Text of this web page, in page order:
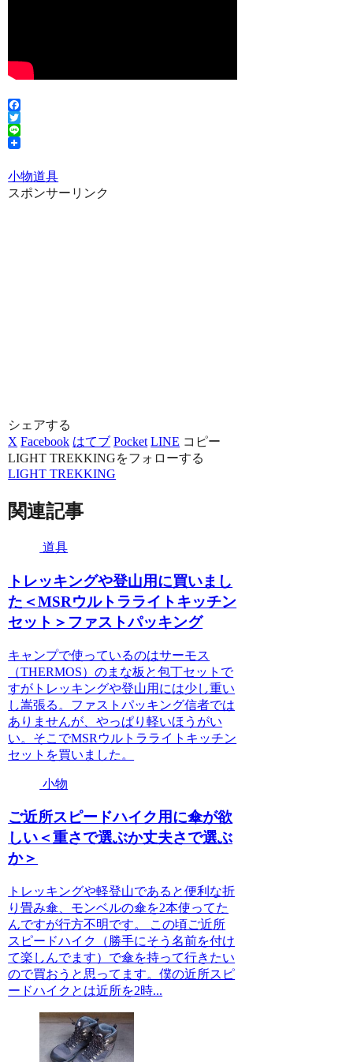
Facebook
Twitter
Line
小物道具
スポンサーリンク
シェアする
X Facebook はてブ Pocket LINE コピー
LIGHT TREKKINGをフォローする
LIGHT TREKKING
関連記事
道具
トレッキングや登山用に買いまし
た＜MSRウルトラライトキッチン
セット＞ファストパッキング
キャンプで使っているのはサーモス
（THERMOS）のまな板と包丁セットで
すがトレッキングや登山用には少し重い
し嵩張る。ファストパッキング信者では
ありませんが、やっぱり軽いほうがい
い。そこでMSRウルトラライトキッチン
セットを買いました。
小物
ご近所スピードハイク用に傘が欲
しい＜重さで選ぶか丈夫さで選ぶ
か＞
トレッキングや軽登山であると便利な折
り畳み傘、モンベルの傘を2本使ってた
んですが行方不明です。 この頃ご近所
スピードハイク（勝手にそう名前を付け
て楽しんでます）で傘を持って行きたい
ので買おうと思ってます。僕の近所スピ
ードハイクとは近所を2時...